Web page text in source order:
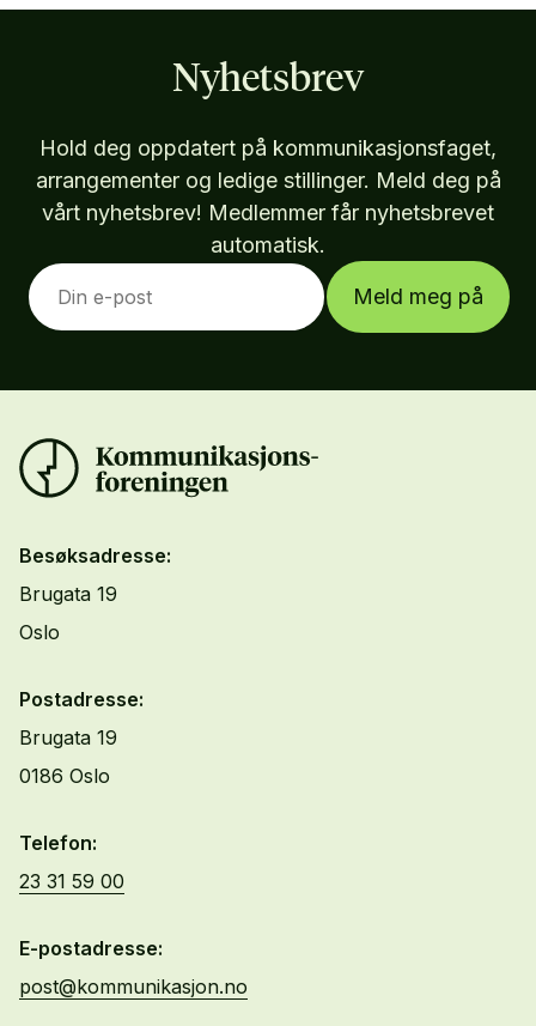
Nyhetsbrev
Hold deg oppdatert på kommunikasjonsfaget,
arrangementer og ledige stillinger. Meld deg på
vårt nyhetsbrev! Medlemmer får nyhetsbrevet
automatisk.
Meld meg på
Besøksadresse:
Brugata 19
Oslo
Postadresse:
Brugata 19
0186 Oslo
Telefon:
23 31 59 00
E-postadresse:
post@kommunikasjon.no